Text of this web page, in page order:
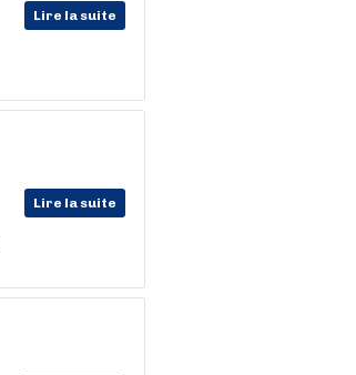
Lire la suite
Lire la suite